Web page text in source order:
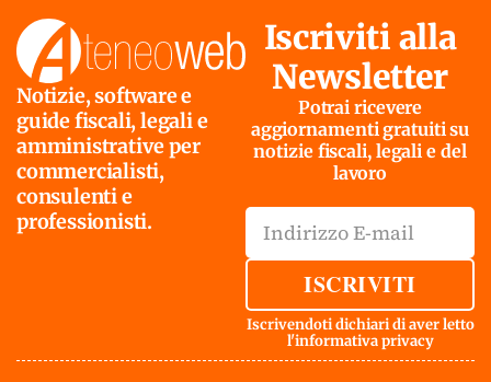
Notizie, software e
guide fiscali, legali e
amministrative per
commercialisti,
consulenti e
professionisti.
Iscriviti alla
Newsletter
Potrai ricevere
aggiornamenti gratuiti su
notizie fiscali, legali e del
lavoro
ISCRIVITI
Iscrivendoti dichiari di aver letto
l'informativa privacy